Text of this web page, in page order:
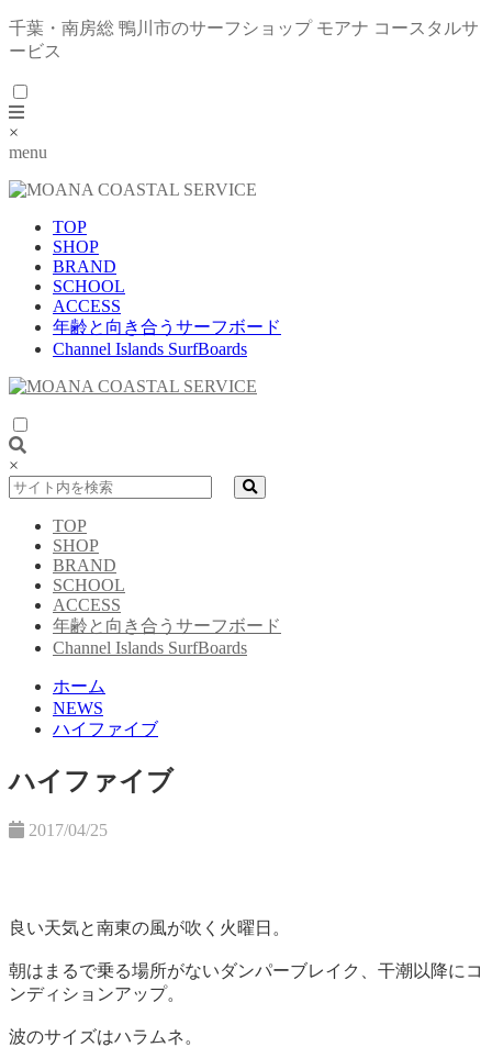
千葉・南房総 鴨川市のサーフショップ モアナ コースタルサ
ービス
×
menu
TOP
SHOP
BRAND
SCHOOL
ACCESS
年齢と向き合うサーフボード
Channel Islands SurfBoards
×
TOP
SHOP
BRAND
SCHOOL
ACCESS
年齢と向き合うサーフボード
Channel Islands SurfBoards
ホーム
NEWS
ハイファイブ
ハイファイブ
2017/04/25
良い天気と南東の風が吹く火曜日。
朝はまるで乗る場所がないダンパーブレイク、干潮以降にコ
ンディションアップ。
波のサイズはハラムネ。